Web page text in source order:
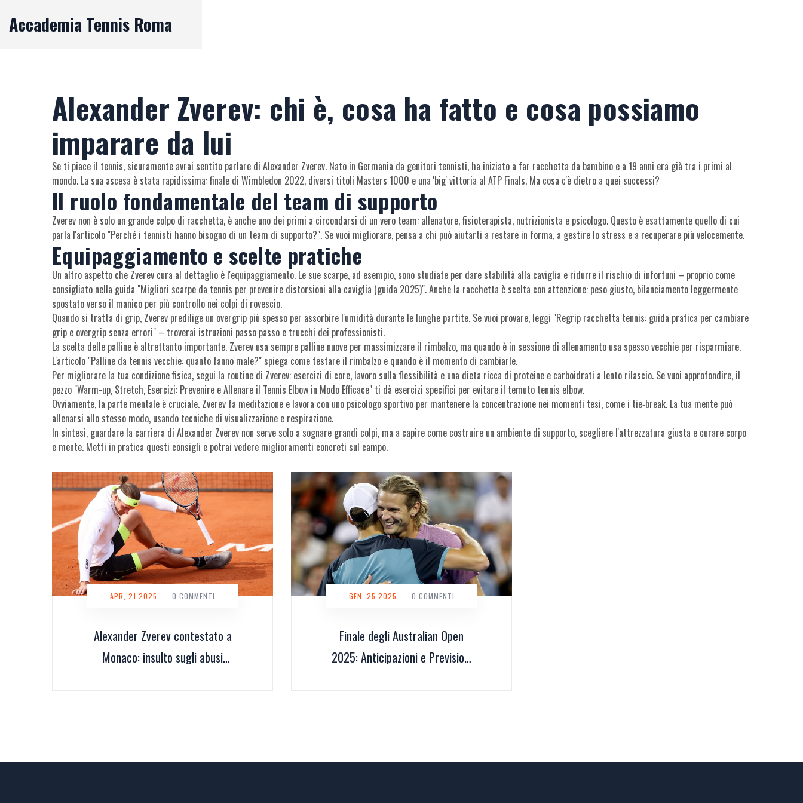
Accademia Tennis Roma
Alexander Zverev: chi è, cosa ha fatto e cosa possiamo
imparare da lui
Se ti piace il tennis, sicuramente avrai sentito parlare di Alexander Zverev. Nato in Germania da genitori tennisti, ha iniziato a far racchetta da bambino e a 19 anni era già tra i primi al
mondo. La sua ascesa è stata rapidissima: finale di Wimbledon 2022, diversi titoli Masters 1000 e una 'big' vittoria al ATP Finals. Ma cosa c'è dietro a quei successi?
Il ruolo fondamentale del team di supporto
Zverev non è solo un grande colpo di racchetta, è anche uno dei primi a circondarsi di un vero team: allenatore, fisioterapista, nutrizionista e psicologo. Questo è esattamente quello di cui
parla l'articolo "Perché i tennisti hanno bisogno di un team di supporto?". Se vuoi migliorare, pensa a chi può aiutarti a restare in forma, a gestire lo stress e a recuperare più velocemente.
Equipaggiamento e scelte pratiche
Un altro aspetto che Zverev cura al dettaglio è l'equipaggiamento. Le sue scarpe, ad esempio, sono studiate per dare stabilità alla caviglia e ridurre il rischio di infortuni – proprio come
consigliato nella guida "Migliori scarpe da tennis per prevenire distorsioni alla caviglia (guida 2025)". Anche la racchetta è scelta con attenzione: peso giusto, bilanciamento leggermente
spostato verso il manico per più controllo nei colpi di rovescio.
Quando si tratta di grip, Zverev predilige un overgrip più spesso per assorbire l'umidità durante le lunghe partite. Se vuoi provare, leggi "Regrip racchetta tennis: guida pratica per cambiare
grip e overgrip senza errori" – troverai istruzioni passo passo e trucchi dei professionisti.
La scelta delle palline è altrettanto importante. Zverev usa sempre palline nuove per massimizzare il rimbalzo, ma quando è in sessione di allenamento usa spesso vecchie per risparmiare.
L'articolo "Palline da tennis vecchie: quanto fanno male?" spiega come testare il rimbalzo e quando è il momento di cambiarle.
Per migliorare la tua condizione fisica, segui la routine di Zverev: esercizi di core, lavoro sulla flessibilità e una dieta ricca di proteine e carboidrati a lento rilascio. Se vuoi approfondire, il
pezzo "Warm-up, Stretch, Esercizi: Prevenire e Allenare il Tennis Elbow in Modo Efficace" ti dà esercizi specifici per evitare il temuto tennis elbow.
Ovviamente, la parte mentale è cruciale. Zverev fa meditazione e lavora con uno psicologo sportivo per mantenere la concentrazione nei momenti tesi, come i tie‑break. La tua mente può
allenarsi allo stesso modo, usando tecniche di visualizzazione e respirazione.
In sintesi, guardare la carriera di Alexander Zverev non serve solo a sognare grandi colpi, ma a capire come costruire un ambiente di supporto, scegliere l'attrezzatura giusta e curare corpo
e mente. Metti in pratica questi consigli e potrai vedere miglioramenti concreti sul campo.
Alexander Zverev contestato a
Monaco: insulto sugli abusi
APR, 21 2025 - 0 COMMENTI
Finale degli Australian Open
2025: Anticipazioni e Previsioni
GEN, 25 2025 - 0 COMMENTI